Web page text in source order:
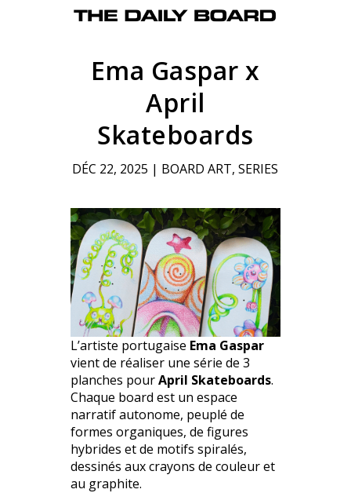
Ema Gaspar x
April
Skateboards
DÉC 22, 2025 | BOARD ART,SERIES
L’artiste portugaise Ema Gaspar
vient de réaliser une série de 3
planches pourApril Skateboards.
Chaque board est un espace
narratif autonome, peuplé de
formes organiques, de figures
hybrides et de motifs spiralés,
dessinés aux crayons de couleur et
au graphite.